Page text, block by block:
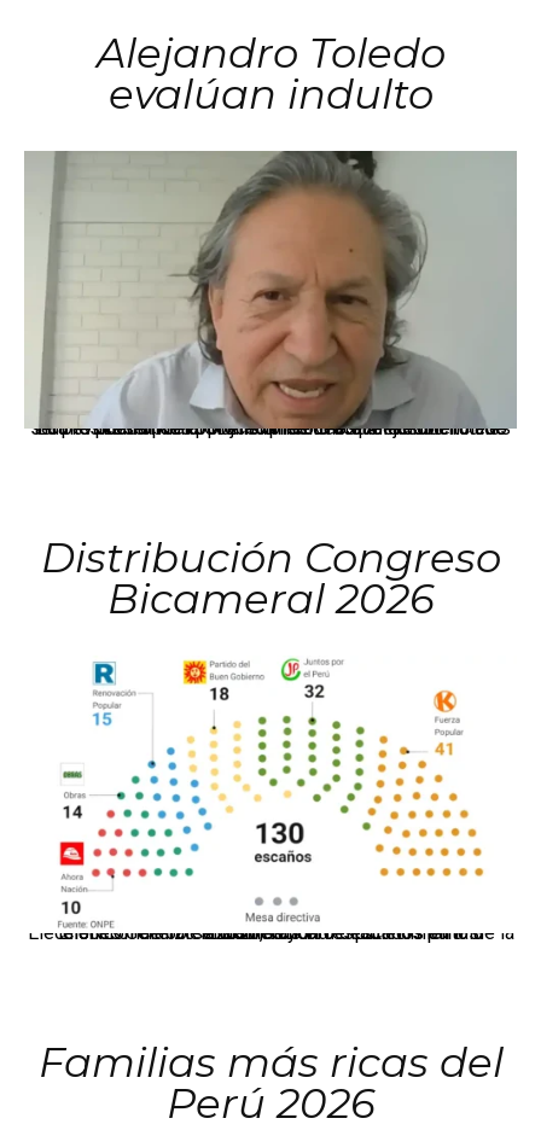
Alejandro Toledo
evalúan indulto
La presidenta Keiko Fujimori informó que la solicitud de indulto presentada por el expresidente Alejandro Toledo será evaluada por la Comisión de Gracias Presidenciales conforme al procedimiento establecido.
Distribución Congreso
Bicameral 2026
El JNE oficializó la distribución de escaños para la elección de 60 senadores y 130 diputados en las Elecciones Generales 2026, tras el restablecimiento de la Bicameralidad.
Familias más ricas del
Perú 2026